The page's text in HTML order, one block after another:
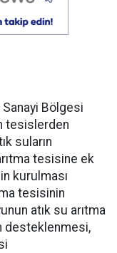
Sanayi Bölgesi
tesislerden
suların
tesisine ek
kurulması
tesisinin
atık su arıtma
desteklenmesi,